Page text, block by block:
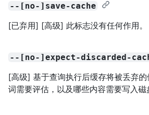
--[no-]save-cache
[已弃用] [高级] 此标志没有任何作用。
--[no-]expect-discarded-
[高级] 基于查询执行后缓存将被丢弃
词需要评估，以及哪些内容需要写入磁